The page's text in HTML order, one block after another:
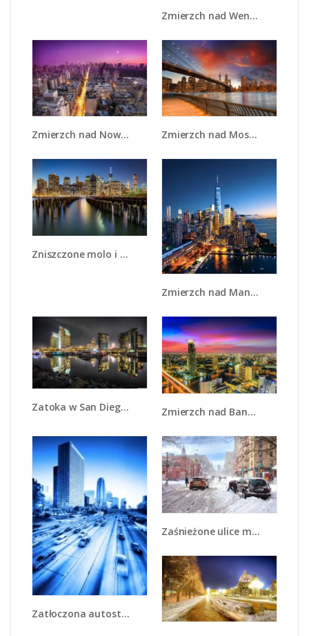
Zmierzch nad Wenecją - AM389
Zmierzch nad Nowym Jorkiem - AM657 Zmierzch nad Mostem Brooklińskim - AM793
Zniszczone molo i widok na Manhattan - AM601
Zmierzch nad Manhattanem - AM749
Zatoka w San Diego - AM579 Zmierzch nad Bangkokiem - AM773
Zatłoczona autostrada w ruchu - AM028
Zaśnieżone ulice miasta - AM342